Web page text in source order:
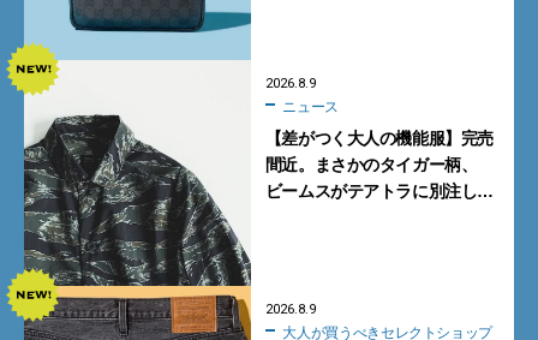
2026.8.9
ニュース
【差がつく大人の機能服】完売
間近。まさかのタイガー柄、
ビームスがテアトラに別注した
2026.8.9